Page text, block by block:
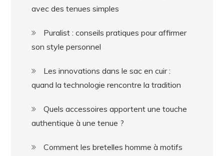
avec des tenues simples
Puralist : conseils pratiques pour affirmer
son style personnel
Les innovations dans le sac en cuir :
quand la technologie rencontre la tradition
Quels accessoires apportent une touche
authentique à une tenue ?
Comment les bretelles homme à motifs